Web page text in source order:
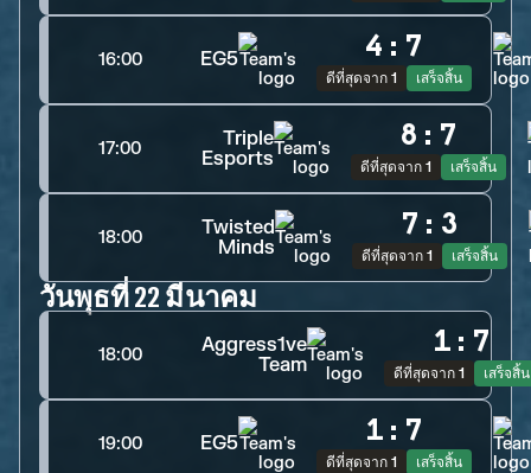
16:00 EG5 4 : 7
ดีที่สุดจาก 1 เสร็จสิ้น
17:00
Triple
Esports
8 : 7
ดีที่สุดจาก 1 เสร็จสิ้น
18:00
Twisted
Minds
7 : 3
ดีที่สุดจาก 1 เสร็จสิ้น
วันพุธที่ 22 มีนาคม
18:00
Aggress1ve
Team
1 : 7
ดีที่สุดจาก 1 เสร็จสิ้น
19:00 EG5 1 : 7
ดีที่สุดจาก 1 เสร็จสิ้น